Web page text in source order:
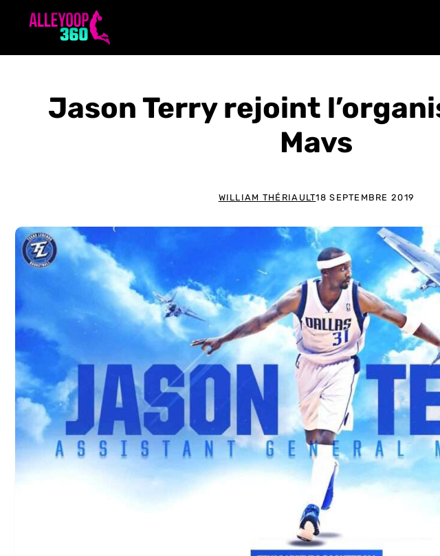
Jason Terry rejoint
Mavs
WILLIAM THÉRIAULT18 SEPTEMBRE 2019